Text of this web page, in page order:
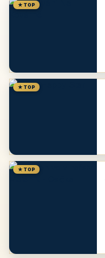
★ TOP
★ TOP
★ TOP